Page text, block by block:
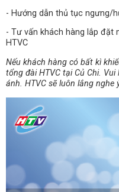
- Hướng dẫn thủ tục ngưng/
- Tư vấn khách hàng lắp đặt
HTVC
Nếu khách hàng có bất kì
tổng đài HTVC tại Củ Chi. Vui
ánh. HTVC sẽ luôn lắng